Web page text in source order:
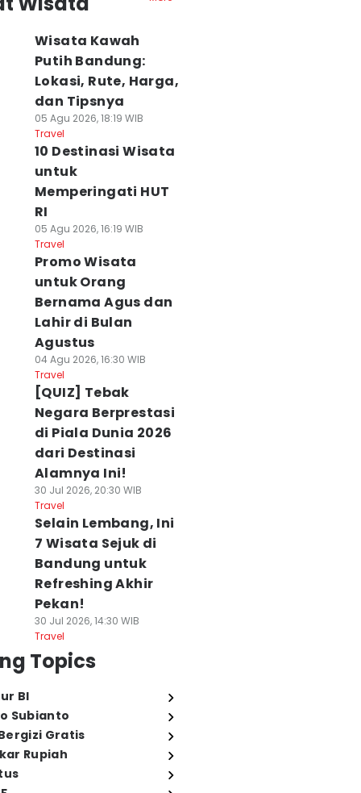
Wisata Kawah
Putih Bandung:
Lokasi, Rute, Harga,
dan Tipsnya
05 Agu 2026, 18:19 WIB
Travel
10 Destinasi Wisata
untuk
Memperingati HUT
RI
05 Agu 2026, 16:19 WIB
Travel
Promo Wisata
untuk Orang
Bernama Agus dan
Lahir di Bulan
Agustus
04 Agu 2026, 16:30 WIB
Travel
[QUIZ] Tebak
Negara Berprestasi
di Piala Dunia 2026
dari Destinasi
Alamnya Ini!
30 Jul 2026, 20:30 WIB
Travel
Selain Lembang, Ini
7 Wisata Sejuk di
Bandung untuk
Refreshing Akhir
Pekan!
30 Jul 2026, 14:30 WIB
Travel
Topics
BI
Subianto
Gratis
Rupiah